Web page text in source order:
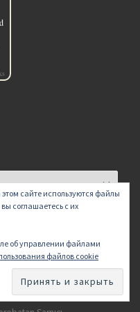
Стамбуле
сайте используются файлы
соглашаетесь с их
об управлении файлами
файлов cookie